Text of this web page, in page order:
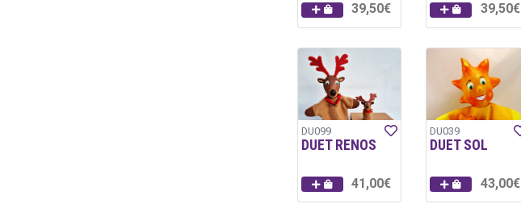
39,50€ 39,50€
DU099
DUET RENOS
41,00€
DU039
DUET SOL
43,00€